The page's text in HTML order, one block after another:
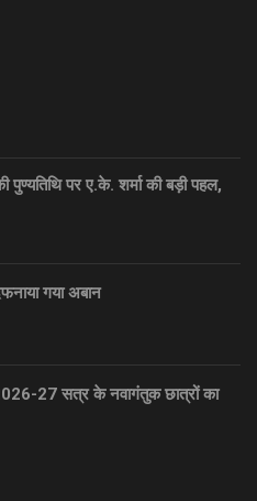
पुण्यतिथि पर ए.के. शर्मा की बड़ी पहल,
गया अबान
27 सत्र के नवागंतुक छात्रों का